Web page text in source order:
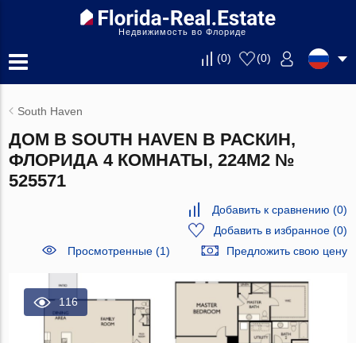
Недвижимость во Флориде
(0) (0)
South Haven
ДОМ В SOUTH HAVEN В РАСКИН,
ФЛОРИДА 4 КОМНАТЫ, 224М2 №
525571
Добавить к сравнению (0)
Добавить в избранное(0)
Просмотренные (1)
Предложить свою цену
116